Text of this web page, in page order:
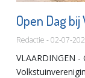
Open Dag
Redactie - 02-07-
VLAARDINGEN